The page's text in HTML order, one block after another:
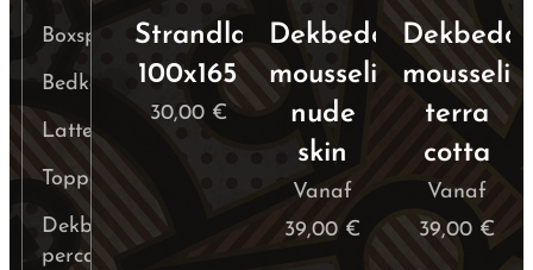
Boxspring
Bedkader
Lattenbodem
Toppers
Dekbedovertrekken
percale-
Strandlaken
100x165
30,00€
Dekbedovertrek
mousseline
nude
skin
Vanaf
39,00 €
terra
cotta
Vanaf
39,00€